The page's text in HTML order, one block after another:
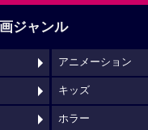
ジャンル
アニメーション
キッズ
ホラー